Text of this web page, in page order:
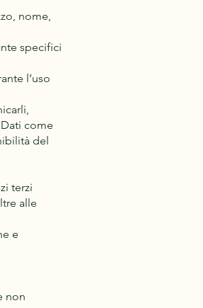
nome,
specifici
l’uso
come
del
terzi
alle
e
non